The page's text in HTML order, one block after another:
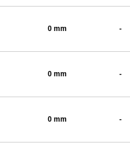
0 mm -
0 mm -
0 mm -